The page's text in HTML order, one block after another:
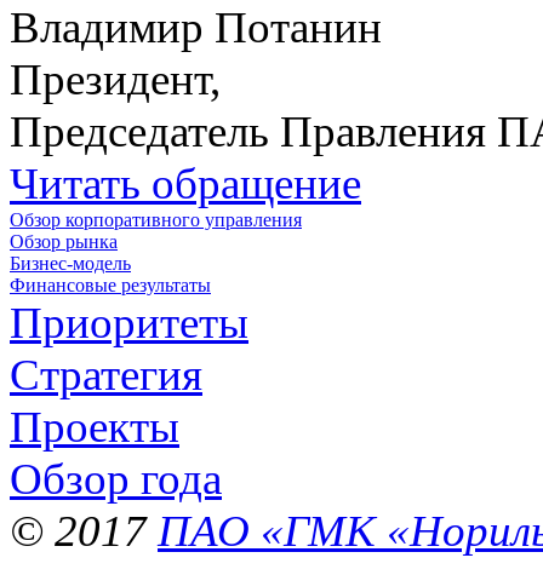
Владимир Потанин
Президент,
Председатель Правления
Читать обращение
Обзор корпоративного управления
Обзор рынка
Бизнес-модель
Финансовые результаты
Приоритеты
Стратегия
Проекты
Обзор года
© 2017 ПАО «ГМК